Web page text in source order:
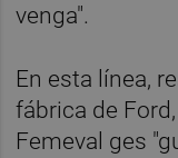
venga".
En esta línea,
fábrica de
Femeval ges